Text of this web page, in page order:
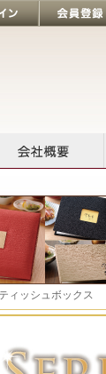
ィッシュボックス